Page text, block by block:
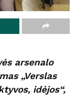
arsenalo
„Verslas
idėjos“,